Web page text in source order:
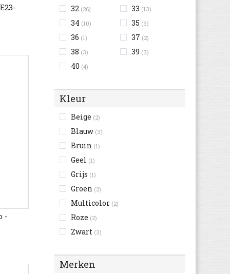
32 (26) 33 (13)
34 (10) 35 (9)
36 (1) 37 (2)
38 (3) 39 (3)
40 (4)
Kleur
Beige (2)
Blauw (3)
Bruin (1)
Geel (1)
Grijs (1)
Groen (2)
Multicolor (2)
Roze (2)
Zwart (3)
Merken
-